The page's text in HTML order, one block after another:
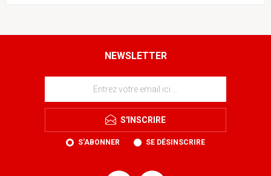
NEWSLETTER
S'INSCRIRE
S'ABONNER SE DÉSINSCRIRE